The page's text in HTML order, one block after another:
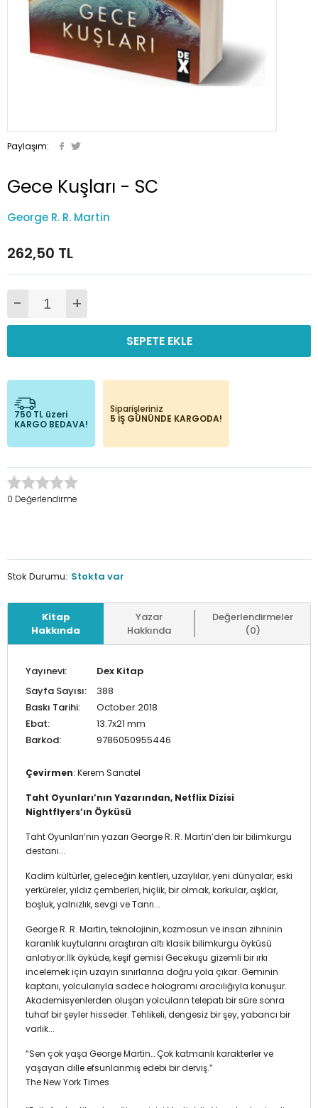
Paylaşım:
Gece Kuşları - SC
George R. R. Martin
262,50 TL
- +
SEPETE EKLE
750 TL üzeri
KARGO BEDAVA!
Siparişleriniz
5 İŞ GÜNÜNDE KARGODA!
0 Değerlendirme
Stok Durumu: Stokta var
Kitap
Hakkında
Yazar
Hakkında
Değerlendirmeler
(0)
Yayınevi:
Dex Kitap
Sayfa Sayısı:
388
Baskı Tarihi:
October 2018
Ebat:
13.7x21 mm
Barkod:
9786050955446
Çevirmen: Kerem Sanatel
Taht Oyunları’nın Yazarından, Netflix Dizisi
Nightflyers’ın Öyküsü
Taht Oyunları’nın yazarı George R. R. Martin’den bir bilimkurgu
destanı...
Kadim kültürler, geleceğin kentleri, uzaylılar, yeni dünyalar, eski
yerküreler, yıldız çemberleri, hiçlik, bir olmak, korkular, aşklar,
boşluk, yalnızlık, sevgi ve Tanrı...
George R. R. Martin, teknolojinin, kozmosun ve insan zihninin
karanlık kuytularını araştıran altı klasik bilimkurgu öyküsü
anlatıyor.İlk öyküde, keşif gemisi Gecekuşu gizemli bir ırkı
incelemek için uzayın sınırlarına doğru yola çıkar. Geminin
kaptanı, yolcularıyla sadece hologramı aracılığıyla konuşur.
Akademisyenlerden oluşan yolcuların telepatı bir süre sonra
tuhaf bir şeyler hisseder. Tehlikeli, dengesiz bir şey, yabancı bir
varlık...
“Sen çok yaşa George Martin… Çok katmanlı karakterler ve
yaşayan dille efsunlanmış edebi bir derviş.”
The New York Times